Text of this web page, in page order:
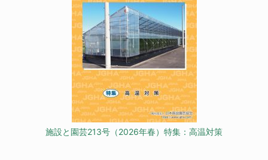
施設と園芸213号（2026年春）特集：高温対策